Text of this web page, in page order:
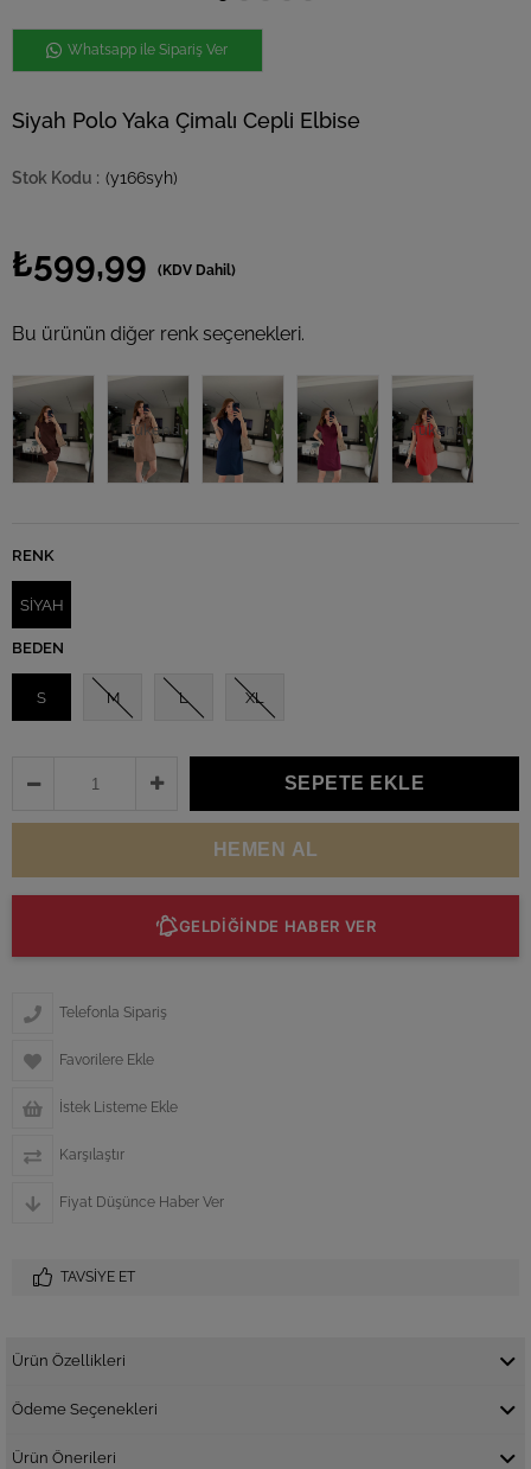
Whatsapp ile Sipariş Ver
Siyah Polo Yaka Çimalı Cepli Elbise
(y166syh)
₺599,99 (KDV Dahil)
Bu ürünün diğer renk seçenekleri.
Tükendi Tükendi
RENK
SİYAH
BEDEN
S M L XL
GELDİĞİNDE HABER VER
Telefonla Sipariş
Favorilere Ekle
İstek Listeme Ekle
Karşılaştır
Fiyat Düşünce Haber Ver
TAVSIYE ET
Ürün Özellikleri
Ödeme Seçenekleri
Ürün Önerileri